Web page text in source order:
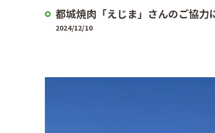
都城焼肉「えじま」さんのご協
2024/12/10